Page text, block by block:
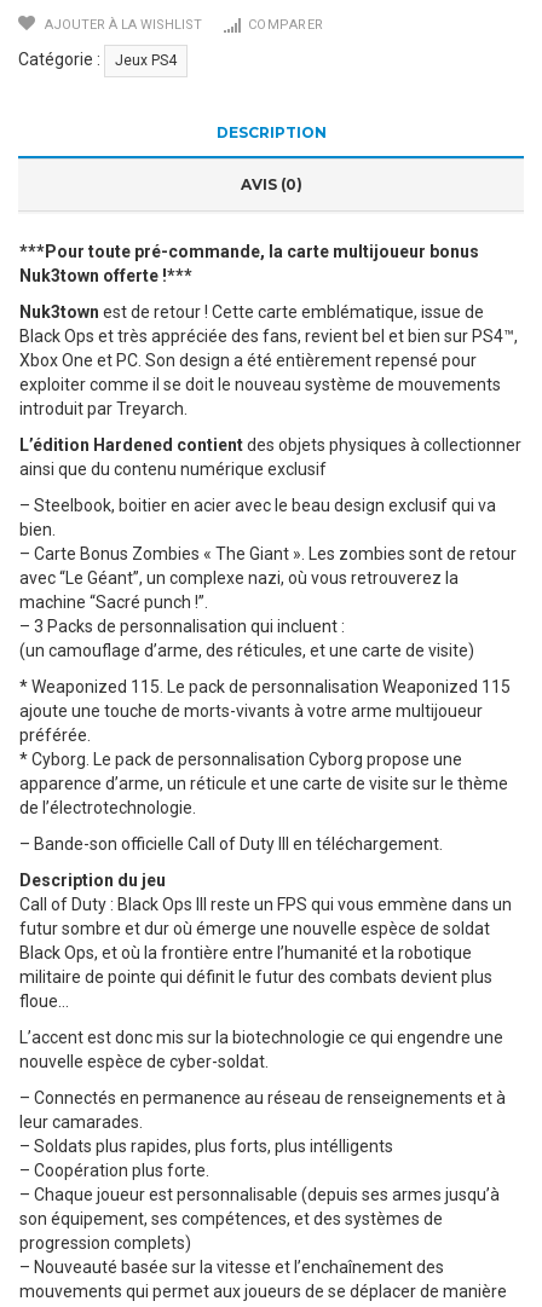
Duty
Black
AJOUTER À LA WISHLIST COMPARER
Catégorie : Jeux PS4
DESCRIPTION
AVIS (0)
***Pour toute pré-commande, la carte multijoueur bonus
Nuk3town offerte !***
Nuk3town est de retour ! Cette carte emblématique, issue de
Black Ops et très appréciée des fans, revient bel et bien sur PS4™,
Xbox One et PC. Son design a été entièrement repensé pour
exploiter comme il se doit le nouveau système de mouvements
introduit par Treyarch.
L’édition Hardened contientdes objets physiques à collectionner
ainsi que du contenu numérique exclusif
– Steelbook, boitier en acier avec le beau design exclusif qui va
bien.
– Carte Bonus Zombies « The Giant ». Les zombies sont de retour
avec “Le Géant”, un complexe nazi, où vous retrouverez la
machine “Sacré punch !”.
– 3 Packs de personnalisation qui incluent :
(un camouflage d’arme, des réticules, et une carte de visite)
* Weaponized 115. Le pack de personnalisation Weaponized 115
ajoute une touche de morts-vivants à votre arme multijoueur
préférée.
* Cyborg. Le pack de personnalisation Cyborg propose une
apparence d’arme, un réticule et une carte de visite sur le thème
de l’électrotechnologie.
– Bande-son officielle Call of Duty III en téléchargement.
Description du jeu
Call of Duty : Black Ops III reste un FPS qui vous emmène dans un
futur sombre et dur où émerge une nouvelle espèce de soldat
Black Ops, et où la frontière entre l’humanité et la robotique
militaire de pointe qui définit le futur des combats devient plus
floue…
L’accent est donc mis sur la biotechnologie ce qui engendre une
nouvelle espèce de cyber-soldat.
– Connectés en permanence au réseau de renseignements et à
leur camarades.
– Soldats plus rapides, plus forts, plus intélligents
– Coopération plus forte.
– Chaque joueur est personnalisable (depuis ses armes jusqu’à
son équipement, ses compétences, et des systèmes de
progression complets)
– Nouveauté basée sur la vitesse et l’enchaînement des
mouvements qui permet aux joueurs de se déplacer de manière